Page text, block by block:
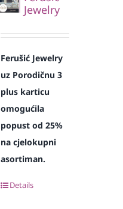
Jewelry
Ferušić Jewelry
uz Porodičnu 3
plus karticu
omogućila
popust od 25%
na cjelokupni
asortiman.
Details